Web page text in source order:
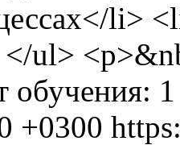
li>
ul>
обучения:
+0300